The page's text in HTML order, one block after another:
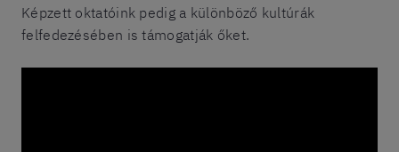
Képzett oktatóink pedig a különböző kultúrák
felfedezésében is támogatják őket.